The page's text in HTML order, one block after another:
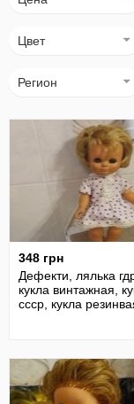
Цвет
Регион
348 грн
Дефекти, лялька
кукла винтажная,
ссср, кукла